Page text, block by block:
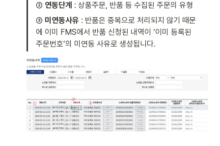
② 연동단계 : 상품주문, 반품 등 수집된 주문의 유형
③ 미연동사유 : 반품은 중복으로 처리되지 않기 때문
에 이미 FMS에서 반품 신청된 내역이 ‘이미 등록된
주문번호’의 미연동 사유로 생성됩니다.